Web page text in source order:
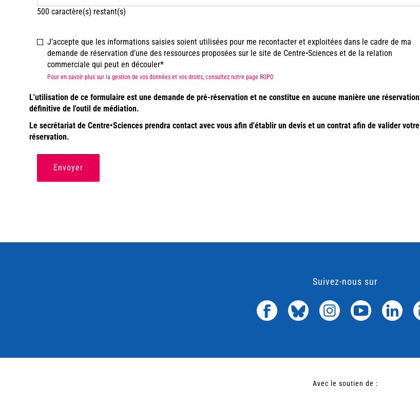
500 caractère(s) restant(s)
J’accepte que les informations saisies soient utilisées pour me recontacter et exploitées dans le cadre de ma
demande de réservation d’une des ressources proposées sur le site de Centre•Sciences et de la relation
commerciale qui peut en découler
Pour en savoir plus sur la gestion de vos données et vos droits, consultez notre page RGPD
L'utilisation de ce formulaire est une demande de pré-réservation et ne constitue en aucune manière une réservation
définitive de l'outil de médiation.
Le secrétariat de Centre•Sciences prendra contact avec vous afin d'établir un devis et un contrat afin de valider votre
réservation.
Envoyer
Suivez-nous sur
Avec le soutien de :